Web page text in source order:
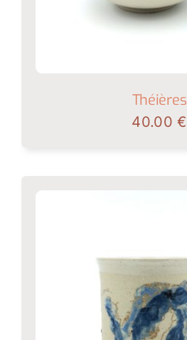
Théières
40.00€